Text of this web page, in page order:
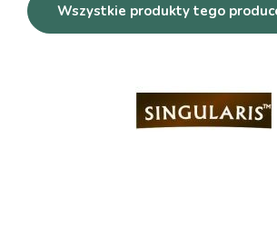
Wszystkie produkty tego